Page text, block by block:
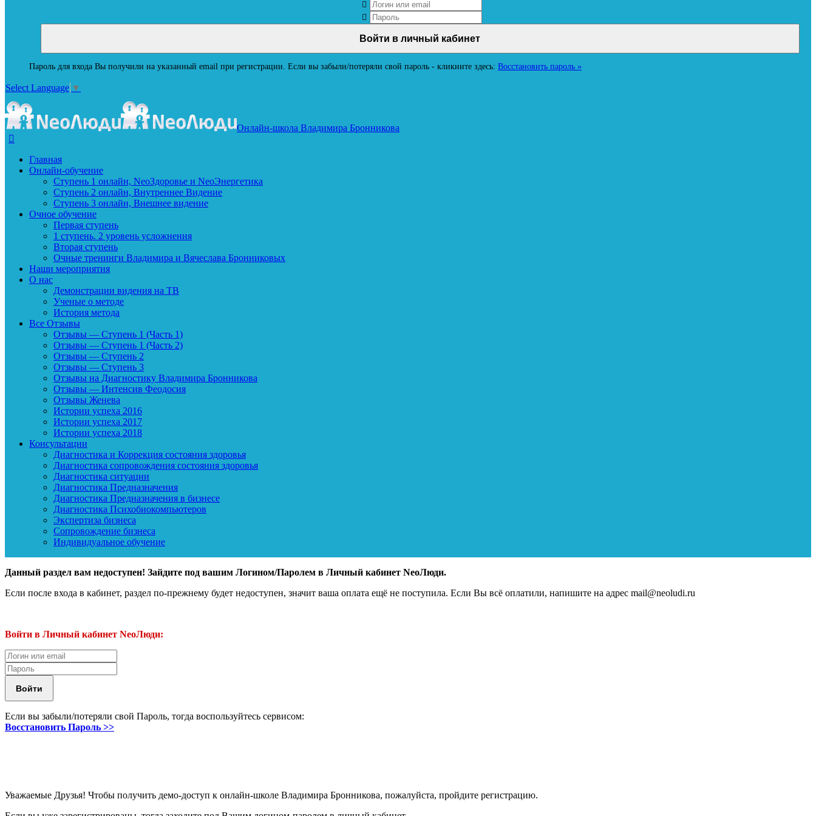
Пароль для входа Вы получили на указанный email при регистрации. Если вы забыли/потеряли свой пароль - кликните здесь: Восстановить пароль »
Select Language ▼
Онлайн-школа Владимира Бронникова
Главная
Онлайн-обучение
Ступень 1 онлайн, NeoЗдоровье и NeoЭнергетика
Ступень 2 онлайн, Внутреннее Видение
Ступень 3 онлайн, Внешнее видение
Очное обучение
Первая ступень
1 ступень. 2 уровень усложнения
Вторая ступень
Очные тренинги Владимира и Вячеслава Бронниковых
Наши мероприятия
О нас
Демонстрации видения на ТВ
Ученые о методе
История метода
Все Отзывы
Отзывы — Ступень 1 (Часть 1)
Отзывы — Ступень 1 (Часть 2)
Отзывы — Ступень 2
Отзывы — Ступень 3
Отзывы на Диагностику Владимира Бронникова
Отзывы — Интенсив Феодосия
Отзывы Женева
Истории успеха 2016
Истории успеха 2017
Истории успеха 2018
Консультации
Диагностика и Коррекция состояния здоровья
Диагностика сопровождения состояния здоровья
Диагностика ситуации
Диагностика Предназначения
Диагностика Предназначения в бизнесе
Диагностика Психобиокомпьютеров
Экспертиза бизнеса
Сопровождение бизнеса
Индивидуальное обучение
Данный раздел вам недоступен! Зайдите под вашим Логином/Паролем в Личный кабинет NeoЛюди.
Если после входа в кабинет, раздел по-прежнему будет недоступен, значит ваша оплата ещё не поступила. Если Вы всё оплатили, напишите на адрес mail@neoludi.ru
Войти в Личный кабинет NeoЛюди:
Если вы забыли/потеряли свой Пароль, тогда воспользуйтесь сервисом:
Восстановить Пароль >>
Уважаемые Друзья! Чтобы получить демо-доступ к онлайн-школе Владимира Бронникова, пожалуйста, пройдите регистрацию.